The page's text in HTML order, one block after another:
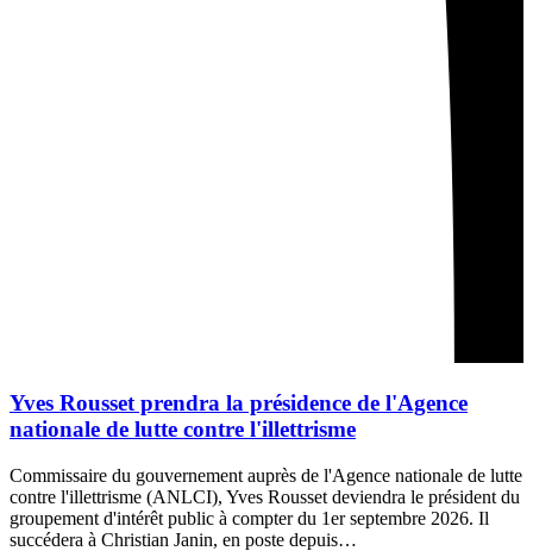
Yves Rousset prendra la présidence de l'Agence
nationale de lutte contre l'illettrisme
Commissaire du gouvernement auprès de l'Agence nationale de lutte
contre l'illettrisme (ANLCI), Yves Rousset deviendra le président du
groupement d'intérêt public à compter du 1er septembre 2026. Il
succédera à Christian Janin, en poste depuis…